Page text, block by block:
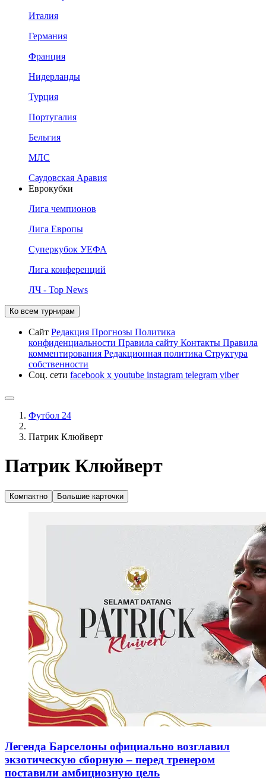
Италия
Германия
Франция
Нидерланды
Турция
Португалия
Бельгия
МЛС
Саудовская Аравия
Еврокубки
Лига чемпионов
Лига Европы
Суперкубок УЕФА
Лига конференций
ЛЧ - Top News
Ко всем турнирам
Сайт Редакция Прогнозы Политика
конфиденциальности Правила сайту Контакты Правила
комментирования Редакционная политика Структура
собственности
Соц. сети facebook x youtube instagram telegram viber
Футбол 24
Патрик Клюйверт
Патрик Клюйверт
Компактно Большие карточки
Легенда Барселоны официально возглавил
экзотическую сборную – перед тренером
поставили амбициозную цель